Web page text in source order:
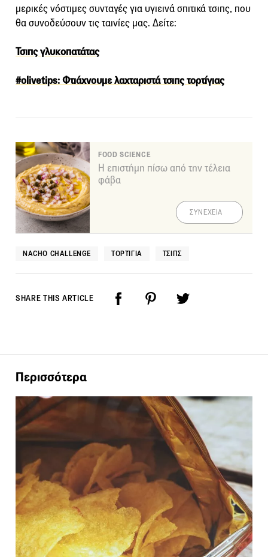
μερικές νόστιμες συνταγές για υγιεινά σπιτικά τσιπς, που
θα συνοδεύσουν τις ταινίες μας. Δείτε:
Τσιπς γλυκοπατάτας
#olivetips: Φτιάχνουμε λαχταριστά τσιπς τορτίγιας
FOOD SCIENCE
Η επιστήμη πίσω από την τέλεια
φάβα
ΣΥΝΕΧΕΙΑ
NACHO CHALLENGE ΤΟΡΤΊΓΙΑ ΤΣΙΠΣ
SHARE THIS ARTICLE
Περισσότερα